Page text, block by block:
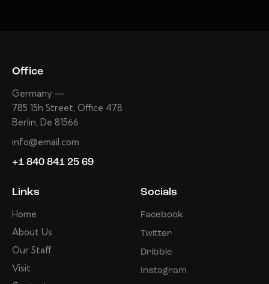
Office
Germany —
785 15h Street, Office 478
Berlin, De 81566
info@email.com
+1 840 841 25 69
Links
Home
About Us
Our Staff
Visit
Socials
Facebook
Twitter
Dribble
Instagram